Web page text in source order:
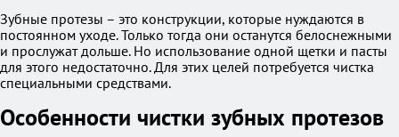
Зубные протезы – это конструкции, которые нуждаются в
постоянном уходе. Только тогда они останутся белоснежными
и прослужат дольше. Но использование одной щетки и пасты
для этого недостаточно. Для этих целей потребуется чистка
специальными средствами.
Особенности чистки зубных протезов